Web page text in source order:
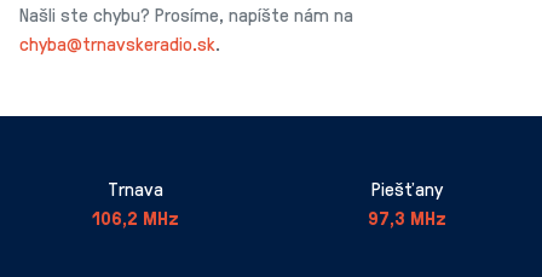
Našli ste chybu? Prosíme, napíšte nám na
chyba@trnavskeradio.sk.
Trnava
106,2 MHz
Piešťany
97,3 MHz